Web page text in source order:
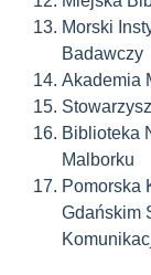
Morski
Badawczy
Akademia
Biblioteka
Malborku
Pomorska
Gdańskim